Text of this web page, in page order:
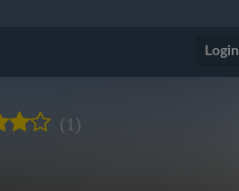
Login
(1)